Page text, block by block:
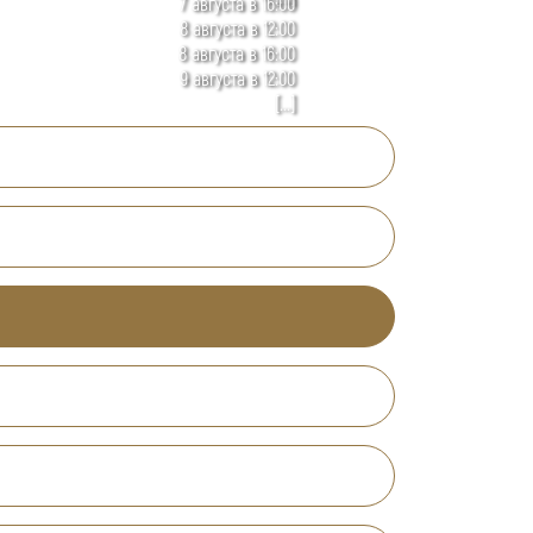
8 августа в 12:00
8 августа в 16:00
9 августа в 12:00
[...]